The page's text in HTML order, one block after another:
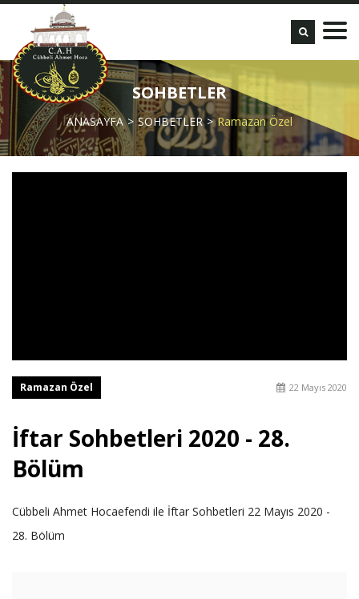
SOHBETLER
ANASAYFA SOHBETLER Ramazan Özel
Ramazan Özel 22 Mayıs 2020
İftar Sohbetleri 2020 - 28.
Bölüm
Cübbeli Ahmet Hocaefendi ile İftar Sohbetleri 22 Mayıs 2020 -
28. Bölüm